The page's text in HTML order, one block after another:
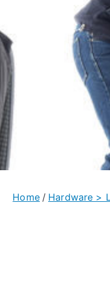
Home Hardware >